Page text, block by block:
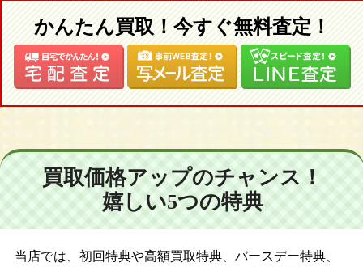
かんたん買取！今すぐ無料査定！
買取価格アップのチャンス！
嬉しい5つの特典
当店では、初回特典や高額買取特典、バースデー特典、